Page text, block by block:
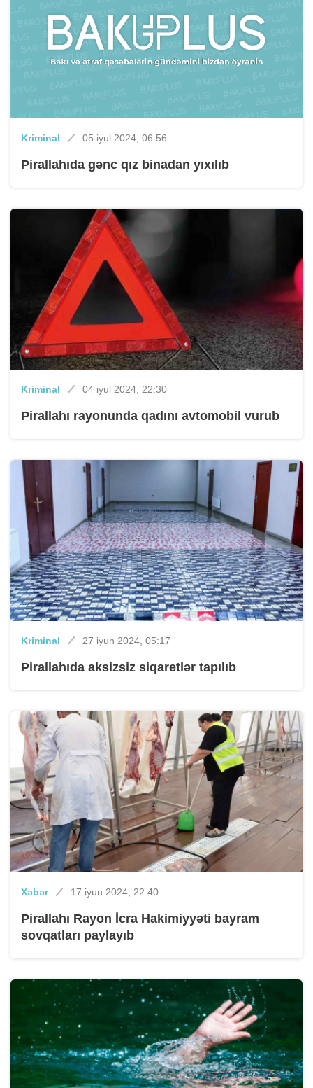
Kriminal 05 iyul 2024, 06:56
Pirallahıda gənc qız binadan yıxılıb
Kriminal 04 iyul 2024, 22:30
Pirallahı rayonunda qadını avtomobil vurub
Kriminal 27 iyun 2024, 05:17
Pirallahıda aksizsiz siqaretlər tapılıb
Xəbər 17 iyun 2024, 22:40
Pirallahı Rayon İcra Hakimiyyəti bayram
sovqatları paylayıb